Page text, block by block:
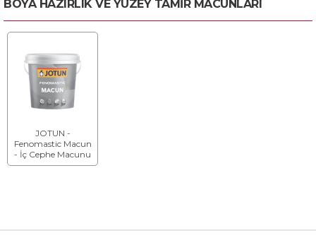
BOYA HAZIRLIK VE YÜZEY TAMİR MACUNLARI
JOTUN -
Fenomastic Macun
- İç Cephe Macunu